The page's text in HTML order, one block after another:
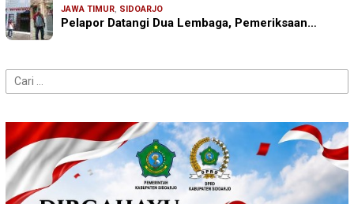
JAWA TIMUR, SIDOARJO
Pelapor Datangi Dua Lembaga, Pemeriksaan…
Cari
untuk: